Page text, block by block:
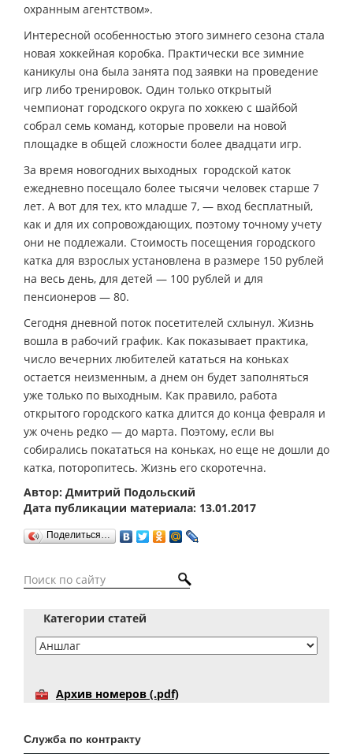
охранным агентством».
Интересной особенностью этого зимнего сезона стала
новая хоккейная коробка. Практически все зимние
каникулы она была занята под заявки на проведение
игр либо тренировок. Один только открытый
чемпионат городского округа по хоккею с шайбой
собрал семь команд, которые провели на новой
площадке в общей сложности более двадцати игр.
За время новогодних выходных городской каток
ежедневно посещало более тысячи человек старше 7
лет. А вот для тех, кто младше 7, — вход бесплатный,
как и для их сопровождающих, поэтому точному учету
они не подлежали. Стоимость посещения городского
катка для взрослых установлена в размере 150 рублей
на весь день, для детей — 100 рублей и для
пенсионеров — 80.
Сегодня дневной поток посетителей схлынул. Жизнь
вошла в рабочий график. Как показывает практика,
число вечерних любителей кататься на коньках
остается неизменным, а днем он будет заполняться
уже только по выходным. Как правило, работа
открытого городского катка длится до конца февраля и
уж очень редко — до марта. Поэтому, если вы
собирались покататься на коньках, но еще не дошли до
катка, поторопитесь. Жизнь его скоротечна.
Автор: Дмитрий Подольский
Дата публикации материала: 13.01.2017
Поделиться…
Категории статей
Архив номеров (.pdf)
Служба по контракту